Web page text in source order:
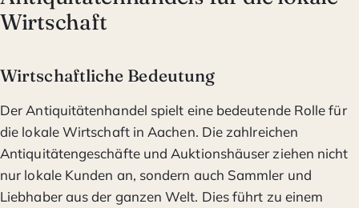
Wirtschaft
Wirtschaftliche Bedeutung
Der Antiquitätenhandel spielt eine bedeutende Rolle für
die lokale Wirtschaft in Aachen. Die zahlreichen
Antiquitätengeschäfte und Auktionshäuser ziehen nicht
nur lokale Kunden an, sondern auch Sammler und
Liebhaber aus der ganzen Welt. Dies führt zu einem